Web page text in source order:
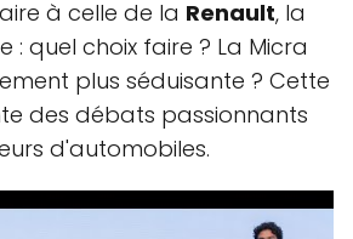
à celle de la Renault, la
: quel choix faire ? La Micra
plus séduisante ? Cette
des débats passionnants
d'automobiles.